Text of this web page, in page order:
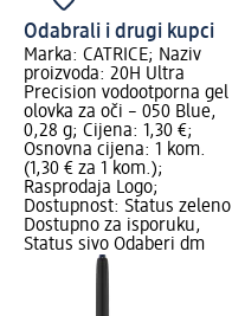
Odabrali i drugi kupci
Marka: CATRICE; Naziv
proizvoda: 20H Ultra
Precision vodootporna gel
olovka za oči – 050 Blue,
0,28 g; Cijena: 1,30 €;
Osnovna cijena: 1 kom.
(1,30 € za 1 kom.);
Rasprodaja Logo;
Dostupnost: Status zeleno
Dostupno za isporuku,
Status sivo Odaberi dm